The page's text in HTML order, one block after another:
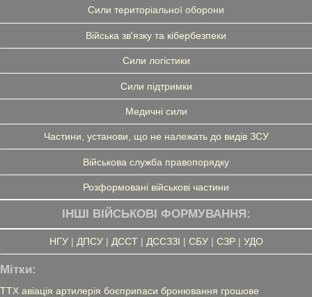
Сили територіальної оборони
Війська зв'язку та кібербезпеки
Сили логістики
Сили підтримки
Медичні сили
Частини, установи, що не належать до видів ЗСУ
Військова служба правопорядку
Розформовані військові частини
ІНШІ ВІЙСЬКОВІ ФОРМУВАННЯ:
НГУ| ДПСУ| ДССТ| ДССЗЗІ | СБУ| СЗР| УДО
Мітки:
ТТХ авіація артилерія боєприпаси бронювання грошове